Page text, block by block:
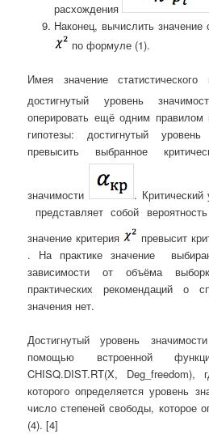
расхождения
Наконец, вычислить значение
по формуле (1).
Имея значение
достигнутый уровень
оперировать ещё одним правилом
гипотезы: достигнутый
превысить выбранное
значимости
. Критический
представляет собой
значение критерия
превысит
. На практике значение
зависимости от объёма
практических рекомендаций о
значения нет.
Достигнутый уровень
помощью встроенной
CHISQ.DIST.RT(X,
которого определяется уровень
число степеней свободы, которое
(4). [4]